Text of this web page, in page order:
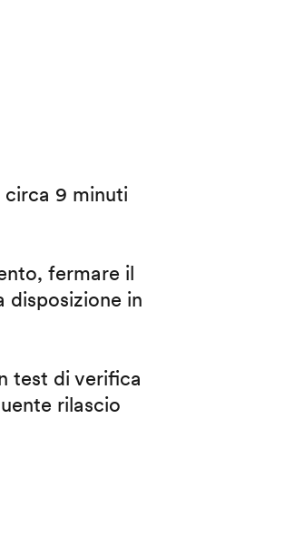
circa 9 minuti
fermare il
disposizione in
test di verifica
rilascio